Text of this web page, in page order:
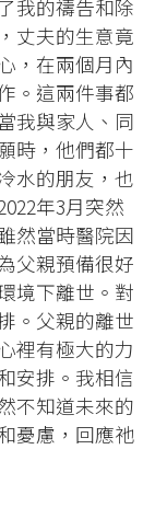
我的禱告和除
丈夫的生意竟
，在兩個月內
。這兩件事都
我與家人、同
時，他們都十
水的朋友，也
年3月突然
然當時醫院因
父親預備很好
境下離世。對
。父親的離世
裡有極大的力
安排。我相信
不知道未來的
憂慮，回應祂